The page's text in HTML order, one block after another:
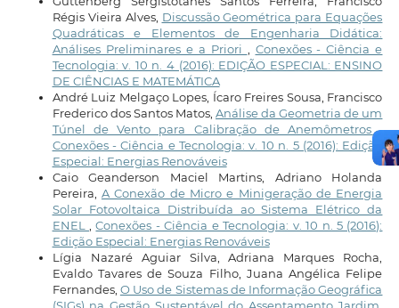
Régis Vieira Alves, Discussão Geométrica para Equações
Quadráticas e Elementos de Engenharia Didática:
Análises Preliminares e a Priori , Conexões - Ciência e
Tecnologia: v. 10 n. 4 (2016): EDIÇÃO ESPECIAL: ENSINO
DE CIÊNCIAS E MATEMÁTICA
André Luiz Melgaço Lopes, Ícaro Freires Sousa, Francisco
Frederico dos Santos Matos, Análise da Geometria de um
Túnel de Vento para Calibração de Anemômetros,
Conexões - Ciência e Tecnologia: v. 10 n. 5 (2016): Edição
Especial: Energias Renováveis
Caio Geanderson Maciel Martins, Adriano Holanda
Pereira, A Conexão de Micro e Minigeração de Energia
Solar Fotovoltaica Distribuída ao Sistema Elétrico da
ENEL,Conexões - Ciência e Tecnologia: v. 10 n. 5 (2016):
Edição Especial: Energias Renováveis
Lígia Nazaré Aguiar Silva, Adriana Marques Rocha,
Evaldo Tavares de Souza Filho, Juana Angélica Felipe
Fernandes, O Uso de Sistemas de Informação Geográfica